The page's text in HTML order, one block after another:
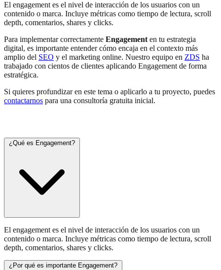
El engagement es el nivel de interacción de los usuarios con un
contenido o marca. Incluye métricas como tiempo de lectura, scroll
depth, comentarios, shares y clicks.
Para implementar correctamente Engagement en tu estrategia
digital, es importante entender cómo encaja en el contexto más
amplio del SEO y el marketing online. Nuestro equipo en ZDS ha
trabajado con cientos de clientes aplicando Engagement de forma
estratégica.
Si quieres profundizar en este tema o aplicarlo a tu proyecto, puedes
contactarnos para una consultoría gratuita inicial.
¿Qué es Engagement?
El engagement es el nivel de interacción de los usuarios con un
contenido o marca. Incluye métricas como tiempo de lectura, scroll
depth, comentarios, shares y clicks.
¿Por qué es importante Engagement?